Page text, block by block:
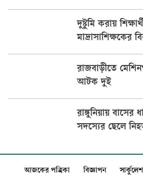
দুষ্টুমি করায়
মাদ্রাসাশিক্ষকের
রাজবাড়ীতে
আটক দুই
রাঙ্গুনিয়ায় বাসের
সদস্যের ছেলে
আজকের পত্রিকা বিজ্ঞাপন